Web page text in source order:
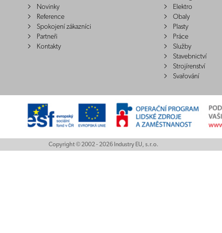
Novinky
Reference
Spokojení zákazníci
Partneři
Kontakty
Elektro
Obaly
Plasty
Práce
Služby
Stavebnictví
Strojírenství
Svařování
Copyright © 2002 - 2026 Industry EU, s.r.o.